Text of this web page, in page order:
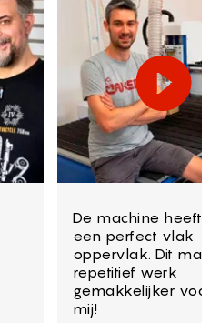
De machine heeft
een perfect vlak
oppervlak. Dit
repetitief werk
gemakkelijker voor
mij!